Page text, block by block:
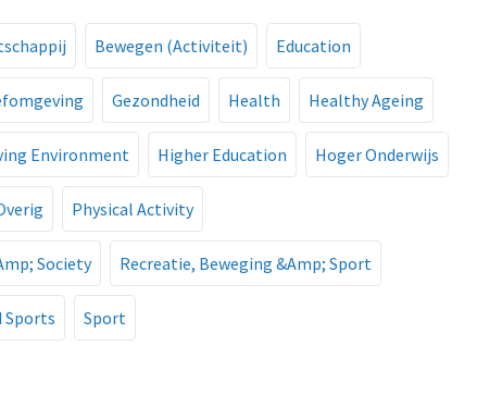
Bewegen (Activiteit) Education
Gezondheid Health Healthy Ageing
Environment Higher Education Hoger Onderwijs
Physical Activity
Society Recreatie, Beweging &Amp; Sport
Sports Sport